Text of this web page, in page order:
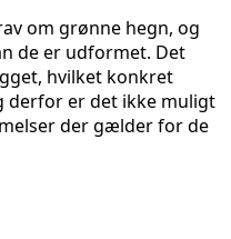
om grønne hegn, og
de er udformet. Det
hvilket konkret
derfor er det ikke muligt
der gælder for de